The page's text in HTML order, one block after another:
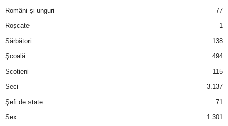
Români şi unguri
77
Roșcate
1
Sărbători
138
Şcoală
494
Scotieni
115
Seci
3.137
Şefi de state
71
Sex
1.301